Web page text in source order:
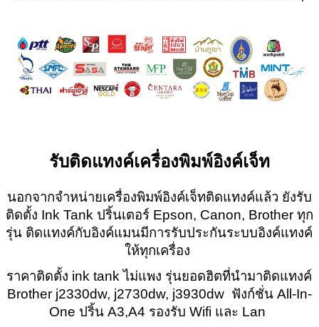
รับติดแทงค์เครื่องพิมพ์อิงค์เจ็ท
นอกจากจำหน่ายเครื่องพิมพ์อิงค์เจ็ทติดแทงค์แล้ว ยังรับ
ติดตั้ง Ink Tank ปริ้นเตอร์ Epson, Canon, Brother ทุก
รุ่น ติดแทงค์กับอิงค์แมนมีการรับประกันระบบอิงค์แทงค์
ให้ทุกเครื่อง
ราคาติดตั้ง ink tank ไม่แพง รุ่นยอดฮิตที่นำมาติดแทงค์
Brother j2330dw, j2730dw, j3930dw ฟังก์ชั่น All-In-
One ปริ้น A3,A4 รองรับ Wifi และ Lan